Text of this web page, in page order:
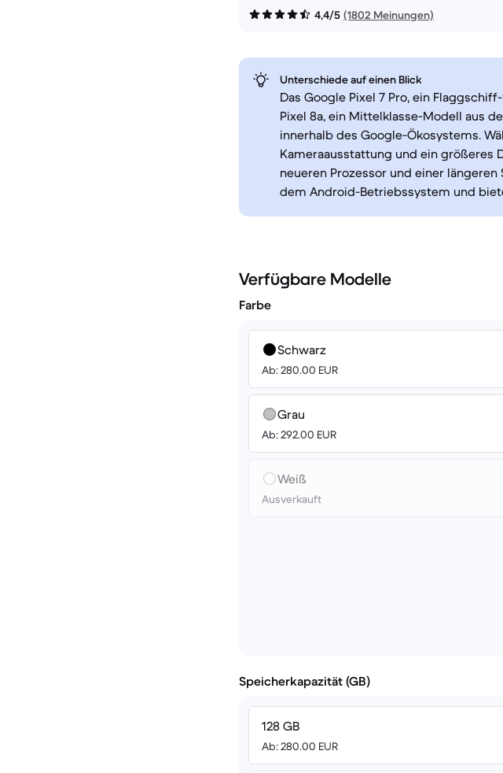
4,4/5 (1802 Meinungen)
Unterschiede auf einen Blick
Das Google Pixel 7 Pro, ein
Pixel 8a, ein Mittelklasse-Modell aus
innerhalb des Google-Ökosystems.
Kameraausstattung und ein größeres
neueren Prozessor und einer
dem Android-Betriebssystem und
Verfügbare Modelle
Farbe
Schwarz
Ab: 280.00 EUR
Grau
Ab: 292.00 EUR
Weiß
Ausverkauft
Speicherkapazität (GB)
128 GB
Ab: 280.00 EUR